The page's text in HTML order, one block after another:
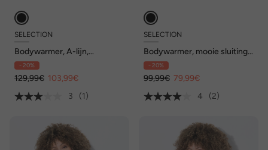
SELECTION
Bodywarmer, A-lijn,
capuchon, rits, gewatteerd
- 20%
129,99€ 103,99€
3
(1)
SELECTION
Bodywarmer, mooie sluiting,
opstaande kraag, volledig
gevoerd
- 20%
99,99€ 79,99€
4
(2)